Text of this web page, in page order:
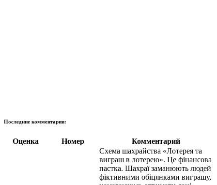
Последние комментарии:
Оценка Номер
Комментарий
Схема шахрайства «Лотерея та
виграш в лотерею». Це фінансова
пастка. Шахраї заманюють людей
фіктивними обіцянками виграшу,